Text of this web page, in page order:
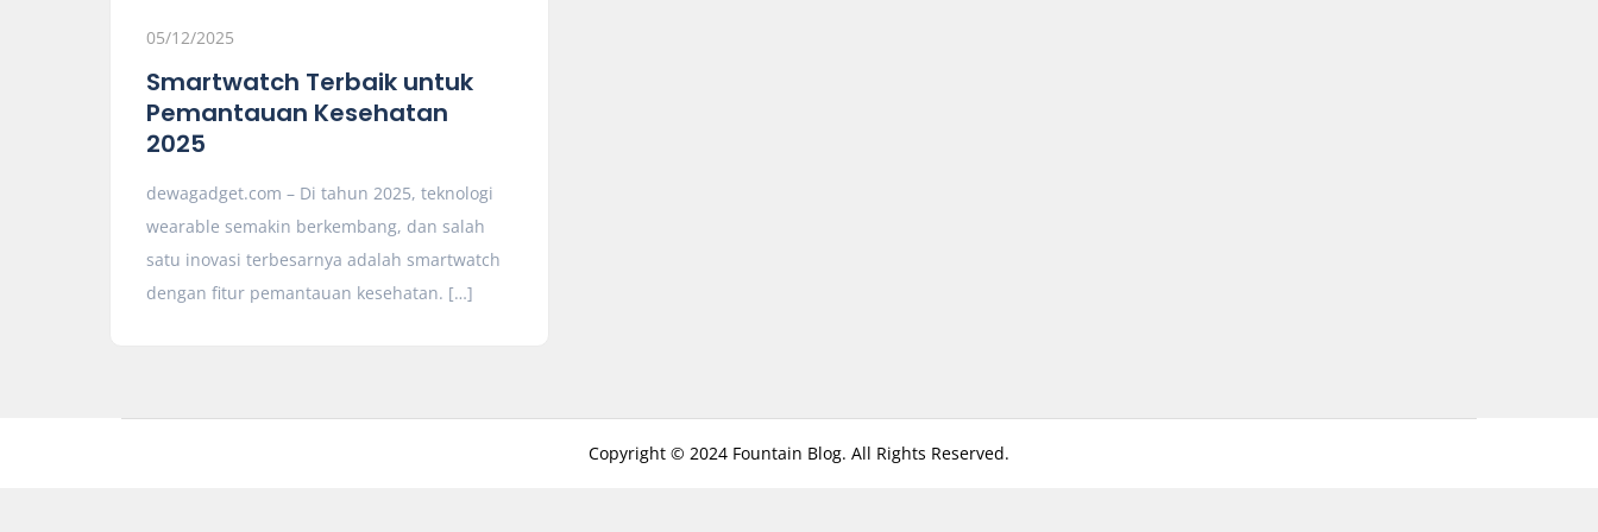
05/12/2025
Smartwatch Terbaik untuk
Pemantauan Kesehatan
2025
dewagadget.com – Di tahun 2025, teknologi
wearable semakin berkembang, dan salah
satu inovasi terbesarnya adalah smartwatch
dengan fitur pemantauan kesehatan. […]
Copyright © 2024 Fountain Blog. All Rights Reserved.